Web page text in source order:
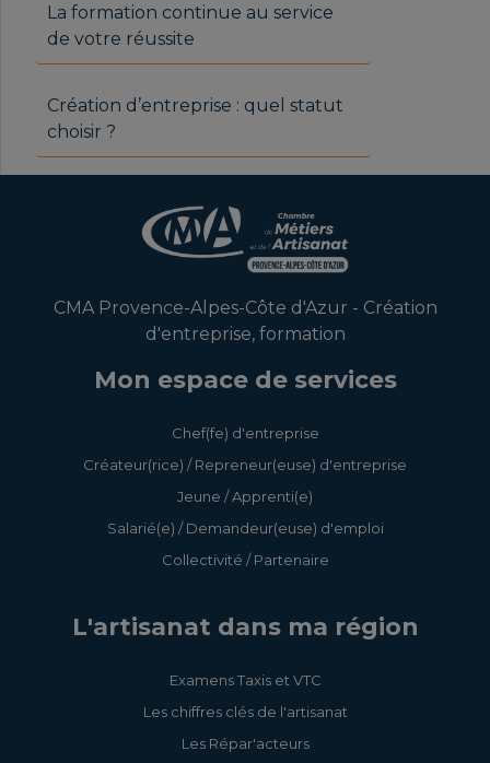
La formation continue au service
de votre réussite
Création d’entreprise : quel statut
choisir ?
CMA Provence-Alpes-Côte d'Azur - Création
d'entreprise, formation
Mon espace de services
Chef(fe) d'entreprise
Créateur(rice) / Repreneur(euse) d'entreprise
Jeune / Apprenti(e)
Salarié(e) / Demandeur(euse) d'emploi
Collectivité / Partenaire
L'artisanat dans ma région
Examens Taxis et VTC
Les chiffres clés de l'artisanat
Les Répar'acteurs